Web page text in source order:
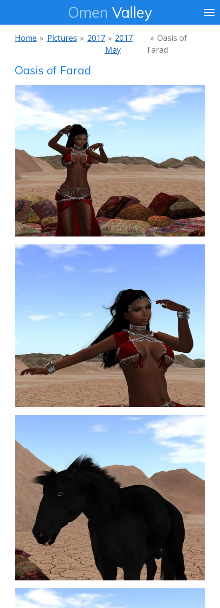
naar
Omen Valley
Home » Pictures » 2017 » 2017
May
» Oasis of
Farad
Oasis of Farad